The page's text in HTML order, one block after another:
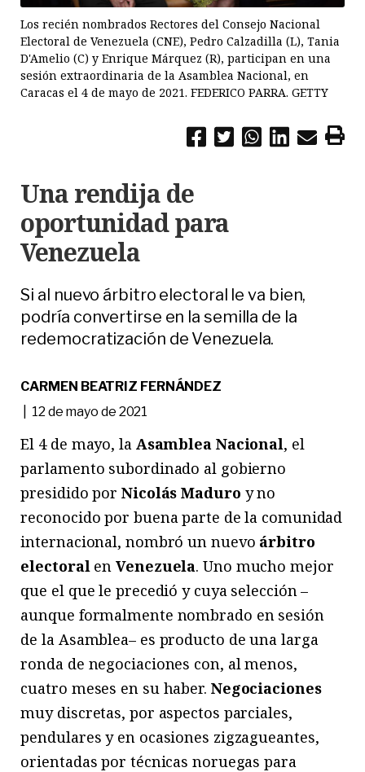
Los recién nombrados Rectores del Consejo Nacional
Electoral de Venezuela (CNE), Pedro Calzadilla (L), Tania
D'Amelio (C) y Enrique Márquez (R), participan en una
sesión extraordinaria de la Asamblea Nacional, en
Caracas el 4 de mayo de 2021. FEDERICO PARRA. GETTY
Una rendija de
oportunidad para
Venezuela
Si al nuevo árbitro electoral le va bien,
podría convertirse en la semilla de la
redemocratización de Venezuela.
CARMEN BEATRIZ FERNÁNDEZ
| 12 de mayo de 2021
El 4 de mayo, la Asamblea Nacional, el
parlamento subordinado al gobierno
presidido porNicolás Maduro y no
reconocido por buena parte de la comunidad
internacional, nombró un nuevo árbitro
electoral enVenezuela. Uno mucho mejor
que el que le precedió y cuya selección –
aunque formalmente nombrado en sesión
de la Asamblea– es producto de una larga
ronda de negociaciones con, al menos,
cuatro meses en su haber. Negociaciones
muy discretas, por aspectos parciales,
pendulares y en ocasiones zigzagueantes,
orientadas por técnicas noruegas para